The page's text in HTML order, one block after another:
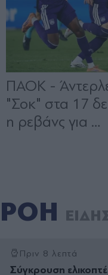
ΡΟΗ
Πριν 8 λεπτά
Σύγκρουση